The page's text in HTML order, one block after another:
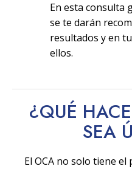
En esta consulta
se te darán
resultados y en
ellos.
¿QUÉ
SEA
El OCA no solo tiene